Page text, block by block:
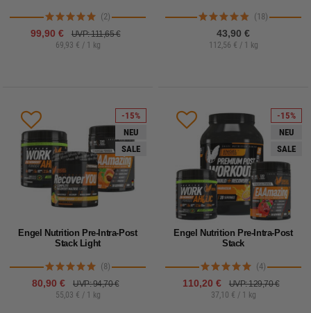
(2)
99,90 €
UVP: 111,65 €
69,93 € / 1 kg
(18)
43,90 €
112,56 € / 1 kg
-15%
NEU
SALE
Engel Nutrition Pre-Intra-Post
Stack Light
(8)
80,90 €
UVP: 94,70 €
55,03 € / 1 kg
-15%
NEU
SALE
Engel Nutrition Pre-Intra-Post
Stack
(4)
110,20 €
UVP: 129,70 €
37,10 € / 1 kg